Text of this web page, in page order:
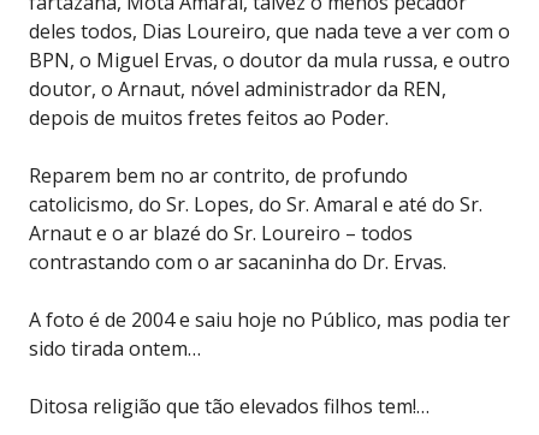
deles todos, Dias Loureiro, que nada teve a ver com o
BPN, o Miguel Ervas, o doutor da mula russa, e outro
doutor, o Arnaut, nóvel administrador da REN,
depois de muitos fretes feitos ao Poder.
Reparem bem no ar contrito, de profundo
catolicismo, do Sr. Lopes, do Sr. Amaral e até do Sr.
Arnaut e o ar blazé do Sr. Loureiro – todos
contrastando com o ar sacaninha do Dr. Ervas.
A foto é de 2004 e saiu hoje no Público, mas podia ter
sido tirada ontem…
Ditosa religião que tão elevados filhos tem!…